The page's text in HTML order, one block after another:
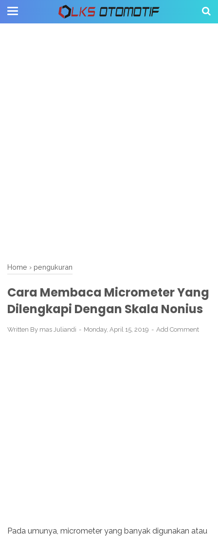
Home › pengukuran
Cara Membaca Micrometer Yang
Dilengkapi Dengan Skala Nonius
Written By mas Juliandi Monday, April 15, 2019 Add Comment
Pada umunya, micrometer yang banyak digunakan atau